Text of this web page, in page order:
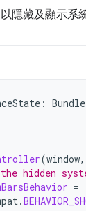
隱藏及顯示系
:
(window,
hidden
=
.